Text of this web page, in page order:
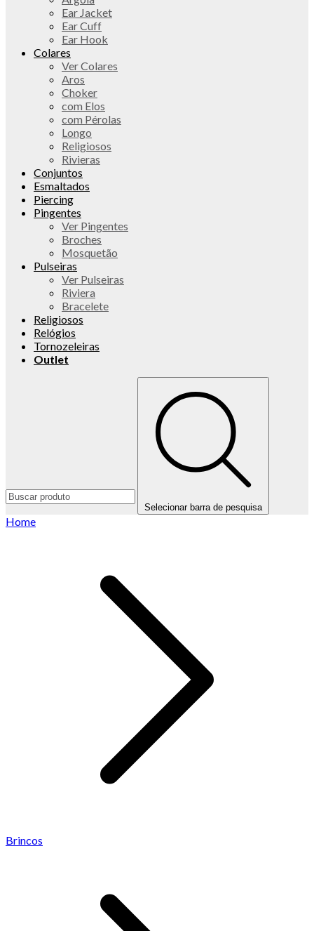
Ear Jacket
Ear Cuff
Ear Hook
Colares
Ver Colares
Aros
Choker
com Elos
com Pérolas
Longo
Religiosos
Rivieras
Conjuntos
Esmaltados
Piercing
Pingentes
Ver Pingentes
Broches
Mosquetão
Pulseiras
Ver Pulseiras
Riviera
Bracelete
Religiosos
Relógios
Tornozeleiras
Outlet
Selecionar barra de pesquisa
Home
Brincos